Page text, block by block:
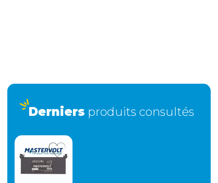
Derniers produits consultés